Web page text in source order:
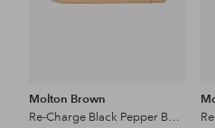
Molton Brown
Re-Charge Black Pepper Bodyscrub Bar 250 G